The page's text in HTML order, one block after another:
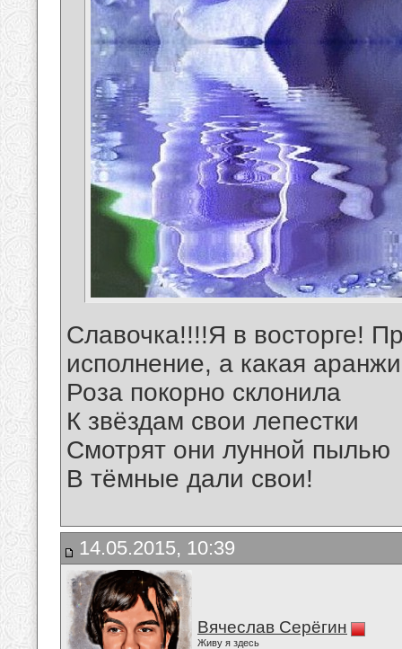
Славочка!!!!Я в восторге!
исполнение, а какая
Роза покорно склонила
К звёздам свои лепестки
Смотрят они лунной пылью
В тёмные дали свои!
14.05.2015, 10:39
Вячеслав Серёгин
Живу я здесь